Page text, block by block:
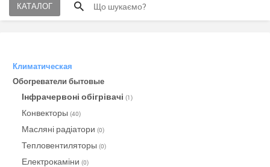
КАТАЛОГ
Климатическая
Обогреватели бытовые
Інфрачервоні обігрівачі (1)
Конвекторы (40)
Масляні радіатори (0)
Тепловентиляторы (0)
Електрокаміни (0)